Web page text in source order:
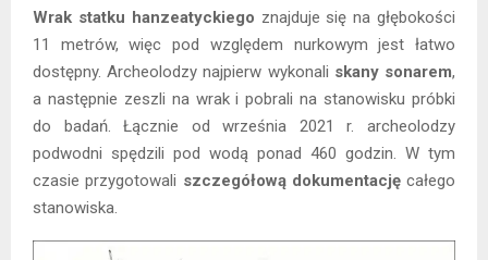
Wrak statku hanzeatyckiego znajduje się na głębokości
11 metrów, więc pod względem nurkowym jest łatwo
dostępny. Archeolodzy najpierw wykonali skany sonarem,
a następnie zeszli na wrak i pobrali na stanowisku próbki
do badań. Łącznie od września 2021 r. archeolodzy
podwodni spędzili pod wodą ponad 460 godzin. W tym
czasie przygotowali szczegółową dokumentacjęcałego
stanowiska.